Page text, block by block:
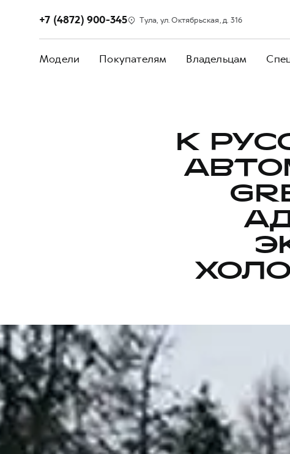
+7 (4872) 900-345 Тула, ул. Октябрьская, д. 316
Модели Покупателям Владельцам
К